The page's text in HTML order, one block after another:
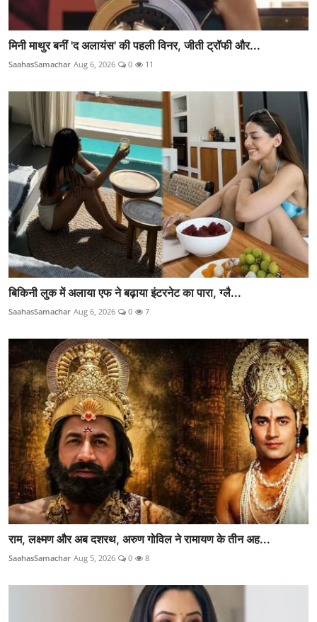
मिनी माथुर बनीं 'द अलायंस' की पहली विनर, जीती ट्रॉफी और...
SaahasSamachar Aug 6, 2026 0 11
बिकिनी लुक में अलाया एफ ने बढ़ाया इंटरनेट का पारा, ग्लै...
SaahasSamachar Aug 6, 2026 0 7
राम, लक्ष्मण और अब दशरथ, अरुण गोविल ने रामायण के तीन अह...
SaahasSamachar Aug 5, 2026 0 8